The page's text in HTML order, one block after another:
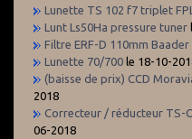
Lunette TS 102 f7 triplet
Lunt Ls50Ha pressure tuner
Filtre ERF-D 110mm Baader
Lunette 70/700 le 18-10-
(baisse de prix) CCD
2018
Correcteur / réducteur TS-
06-2018